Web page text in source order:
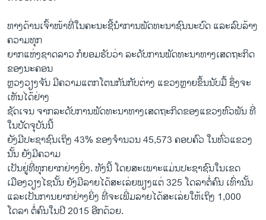
ທາງດ້ານເຈົ້າໜ້າທີ່ໃນຄະນະຊີ້ນໍາການພັດທະນາຊົນນະບົດ ແລະລົບລ້າງ
ຄວາມທຸກ
ຍາກແຫ່ງຊາດລາວ ກໍຍອມຮັບວ່າ ລະດັບການພັດທະນາທາງເສດຖະກິດ
ຂອງນະຄອນ
ຫຼວງວຽງຈັນ ມີຄວາມແຕກໂຕນກັນກັບຕ່າງ ແຂວງຫຼາຍຂຶ້ນນັບມື້ ຊຶ່ງຈະ
ເຫັນໄດ້ຢ່າງ
ຊັດເຈນ ຈາກລະດັບການພັດທະນາທາງເສດຖະກິດຂອງແຂວງຫົວພັນ ທີ່
ໃນປັດຈຸບັນນີ້
ຍັງມີປະຊາຊົນເຖິງ 43% ຂອງຈໍານວນ 45,573 ຄອບຄົວ ໃນທົ່ວແຂວງ
ນັ້ນ ຍັງມີຄວາມ
ເປັນຢູ່ທີ່ທຸກຍາກຢ່າງຍິ່ງ. ທັງນີ້ ໂດຍສະເພາະແມ່ນປະຊາຊົນໃນເຂດ
ເມືອງວຽງໄຊນັ້ນ ຍັງມີລາຍໄດ້ສະເລ່ຍພຽງແຕ່ 325 ໂດລາຕໍ່ຄົນ ເທົ່ານັ້ນ
ແລະເປັນການຍາກຢ່າງຍິ່ງ ທີ່ຈະເພີ່ມລາຍໄດ້ສະເລ່ຍໃຫ້ເຖິງ 1,000
ໂດລາ ຕໍ່ຄົນໃນປີ 2015 ອີກດ້ວຍ.